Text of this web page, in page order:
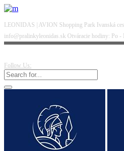
LEONIDAS | AVION Shopping Park Ivanská
info@pralinkyleonidas.sk Otváracie hodiny: Po -
Follow Us: